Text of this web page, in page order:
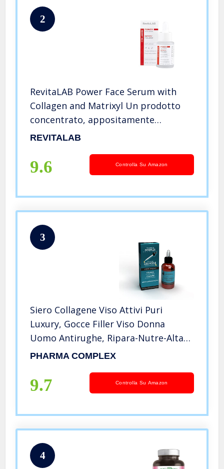
2
RevitaLAB Power Face Serum with
Collagen and Matrixyl Un prodotto
concentrato, appositamente
formulato per fornire un’efficace cura
dell’invecchiamento
REVITALAB
9.6 Controlla Su Amazon
3
Siero Collagene Viso Attivi Puri
Luxury, Gocce Filler Viso Donna
Uomo Antirughe, Ripara-Nutre-Alta
Concentrazione
PHARMA COMPLEX
9.7 Controlla Su Amazon
4